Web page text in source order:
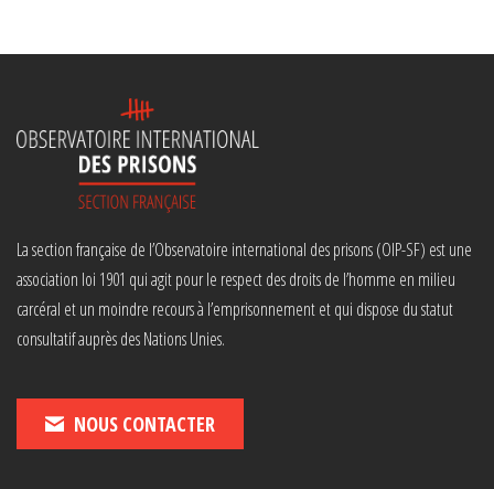
La section française de l’Observatoire international des prisons (OIP-SF) est une
association loi 1901 qui agit pour le respect des droits de l’homme en milieu
carcéral et un moindre recours à l’emprisonnement et qui dispose du statut
consultatif auprès des Nations Unies.
NOUS CONTACTER